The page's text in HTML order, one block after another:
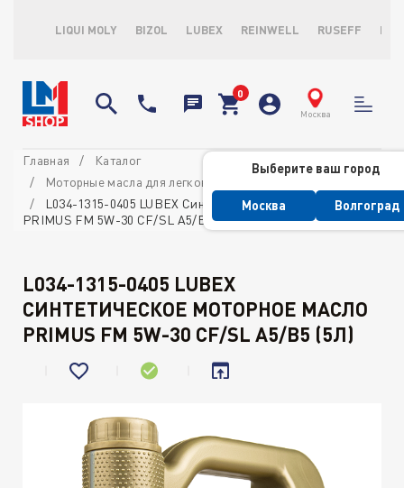
LIQUI MOLY BIZOL LUBEX REINWELL RUSEFF
Москва
Выберите ваш город
Москва Волгоград
Главная
Каталог
Моторные масла для легковых автомобилей
L034-1315-0405 LUBEX Синтетическое моторное масло
PRIMUS FM 5W-30 CF/SL A5/B5 (5л)
L034-1315-0405 LUBEX
СИНТЕТИЧЕСКОЕ МОТОРНОЕ МАСЛО
PRIMUS FM 5W-30 CF/SL A5/B5 (5Л)